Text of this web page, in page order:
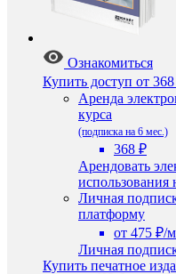
Ознакомиться
Купить доступ от
Аренда
курса
(подписка на 6 мес.)
368 ₽
Арендовать
использования
Личная
платформу
от 475 ₽/
Личная
Купить печатное